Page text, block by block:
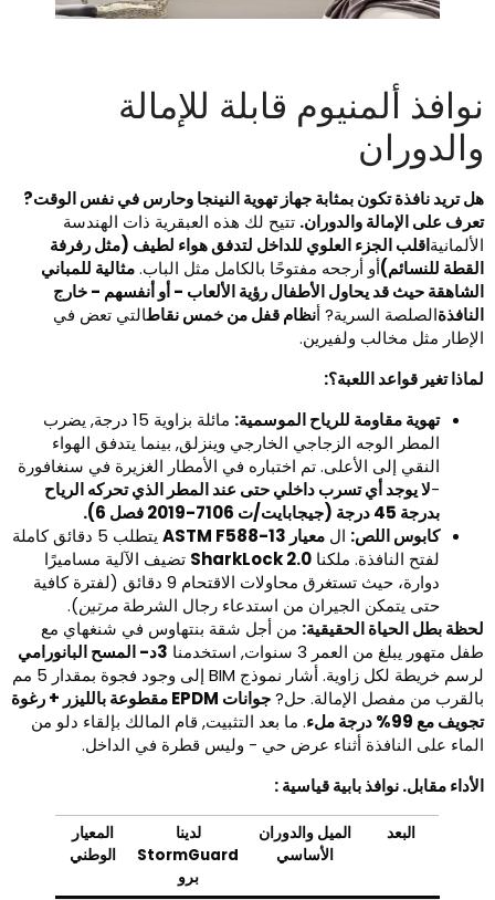
ألمنيوم قابلة للإمالة
تريد نافذة تكون بمثابة جهاز تهوية النينجا وحارس في نفس الوقت?
على الإمالة والدوران.تتيح لك هذه العبقرية ذات الهندسة
اقلب الجزء العلوي للداخل لتدفق هواء لطيف (مثل رفرفة
للنسائم)​أو أرجحه مفتوحًا بالكامل مثل الباب. ​مثالية للمباني
حيث قد يحاول الأطفال رؤية الألعاب - أو أنفسهم - خارج
الصلصة السرية? أنظام قفل من خمس نقاطالتي تعض في
مثل مخالب ولفيرين.
تغير قواعد اللعبة؟:
تهوية مقاومة للرياح الموسمية:
مائلة بزاوية 15 درجة, يضرب
المطر الوجه الزجاجي الخارجي وينزلق, بينما يتدفق الهواء
النقي إلى الأعلى. تم اختباره في الأمطار الغزيرة في سنغافورة
لا يوجد أي تسرب داخلي حتى عند المطر الذي تحركه الرياح
بدرجة 45 درجة (جيجابايت/ت 7106-2019 فصل 6).
كابوس اللص:المعيار ASTM F588-13
يتطلب 5 دقائق كاملة
لفتح النافذة. ملكناSharkLock 2.0تضيف الآلية مساميرًا
دوارة، حيث تستغرق محاولات الاقتحام 9 دقائق (لفترة كافية
حتى يتمكن الجيران من استدعاء رجال الشرطةمرتين).
بطل الحياة الحقيقية:من أجل شقة بنتهاوس في شنغهاي مع
متهور يبلغ من العمر 3 سنوات, استخدمنا
3د- المسح البانورامي
لرسم خريطة لكل زاوية. أشار نموذج BIM إلى وجود فجوة بمقدار 5 مم
من مفصل الإمالة. حل?
جوانات EPDM مقطوعة بالليزر + رغوة
مع 99% درجة ملء
. ما بعد التثبيت, قام المالك بإلقاء دلو من
على النافذة أثناء عرض حي - وليس قطرة في الداخل.
مقابل. نوافذ بابية قياسية :
البعد
الميل والدوران
الأساسي
لدينا
StormGuard
برو
المعيار
الوطني